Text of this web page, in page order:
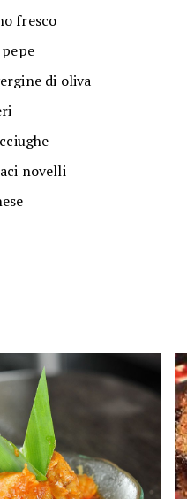
fresco
di oliva
novelli